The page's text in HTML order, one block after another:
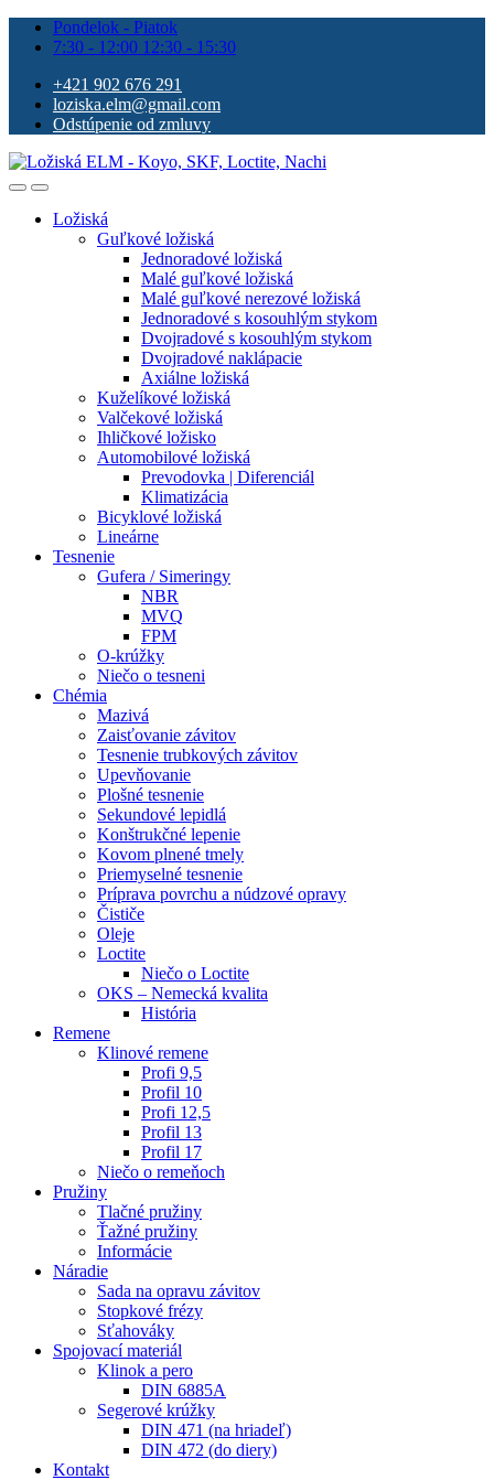
Pondelok - Piatok
7:30 - 12:00 12:30 - 15:30
+421 902 676 291
loziska.elm@gmail.com
Odstúpenie od zmluvy
Ložiská
Guľkové ložiská
Jednoradové ložiská
Malé guľkové ložiská
Malé guľkové nerezové ložiská
Jednoradové s kosouhlým stykom
Dvojradové s kosouhlým stykom
Dvojradové naklápacie
Axiálne ložiská
Kuželíkové ložiská
Valčekové ložiská
Ihličkové ložisko
Automobilové ložiská
Prevodovka | Diferenciál
Klimatizácia
Bicyklové ložiská
Lineárne
Tesnenie
Gufera / Simeringy
NBR
MVQ
FPM
O-krúžky
Niečo o tesneni
Chémia
Mazivá
Zaisťovanie závitov
Tesnenie trubkových závitov
Upevňovanie
Plošné tesnenie
Sekundové lepidlá
Konštrukčné lepenie
Kovom plnené tmely
Priemyselné tesnenie
Príprava povrchu a núdzové opravy
Čističe
Oleje
Loctite
Niečo o Loctite
OKS – Nemecká kvalita
História
Remene
Klinové remene
Profi 9,5
Profil 10
Profi 12,5
Profil 13
Profil 17
Niečo o remeňoch
Pružiny
Tlačné pružiny
Ťažné pružiny
Informácie
Náradie
Sada na opravu závitov
Stopkové frézy
Sťahováky
Spojovací materiál
Klinok a pero
DIN 6885A
Segerové krúžky
DIN 471 (na hriadeľ)
DIN 472 (do diery)
Kontakt